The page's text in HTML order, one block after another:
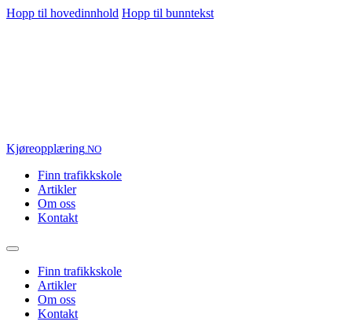
Hopp til hovedinnhold Hopp til bunntekst
Kjøreopplæring.NO
Finn trafikkskole
Artikler
Om oss
Kontakt
Finn trafikkskole
Artikler
Om oss
Kontakt